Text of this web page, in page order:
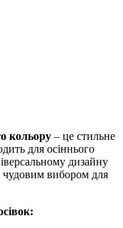
кольору – це стильне
для осіннього
дизайну
чудовим вибором для